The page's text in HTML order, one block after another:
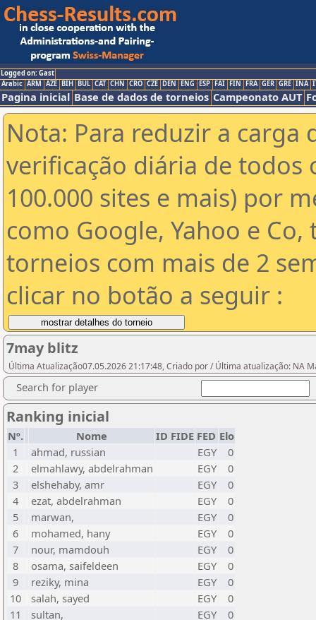
Logged on: Gast
Arabic ARM AZE BIH BUL CAT CHN CRO CZE DEN ENG ESP FAI FIN FRA GER GRE INA
Pagina inicial Base de dados de torneios Campeonato AUT
Nota: Para reduzir a carga
verificação diária de todos
100.000 sites e mais) por
como Google, Yahoo e
torneios com mais de 2
clicar no botão a seguir :
7may blitz
Última Atualização07.05.2026 21:17:48, Criado por / Última atualização: NA
Search for player
Ranking inicial
Nº. Nome ID FIDE FED Elo
1
ahmad, russian EGY
0
2
elmahlawy, abdelrahman EGY
0
3
elshehaby, amr EGY
0
4
ezat, abdelrahman EGY
0
5
marwan, EGY
0
6
mohamed, hany EGY
0
7
nour, mamdouh EGY
0
8
osama, saifeldeen EGY
0
9
reziky, mina EGY
0
10
salah, sayed EGY
0
11
sultan, EGY
0